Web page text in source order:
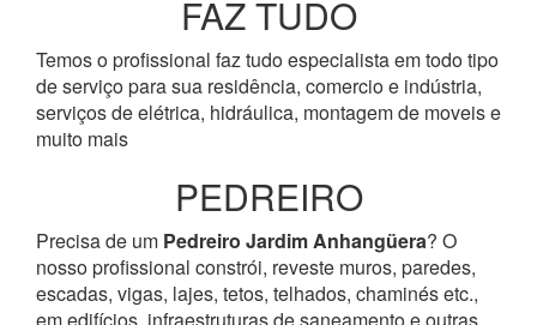
FAZ TUDO
Temos o profissional faz tudo especialista em todo tipo
de serviço para sua residência, comercio e indústria,
serviços de elétrica, hidráulica, montagem de moveis e
muito mais
PEDREIRO
Precisa de um Pedreiro Jardim Anhangüera? O
nosso profissional constrói, reveste muros, paredes,
escadas, vigas, lajes, tetos, telhados, chaminés etc.,